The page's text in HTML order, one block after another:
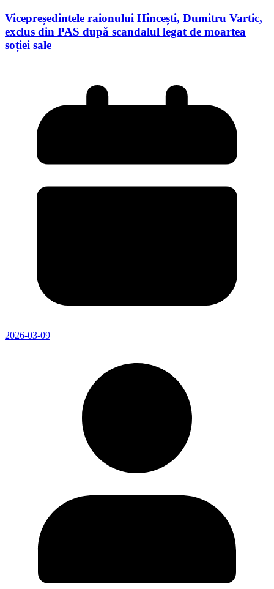
Vicepreședintele raionului Hîncești, Dumitru Vartic,
exclus din PAS după scandalul legat de moartea
soției sale
2026-03-09